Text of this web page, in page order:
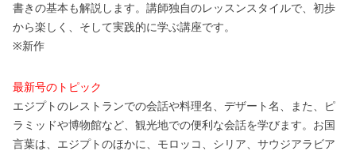
書きの基本も解説します。講師独自のレッスンスタイルで、初歩
から楽しく、そして実践的に学ぶ講座です。
※新作
最新号のトピック
エジプトのレストランでの会話や料理名、デザート名、また、ピ
ラミッドや博物館など、観光地での便利な会話を学びます。お国
言葉は、エジプトのほかに、モロッコ、シリア、サウジアラビア